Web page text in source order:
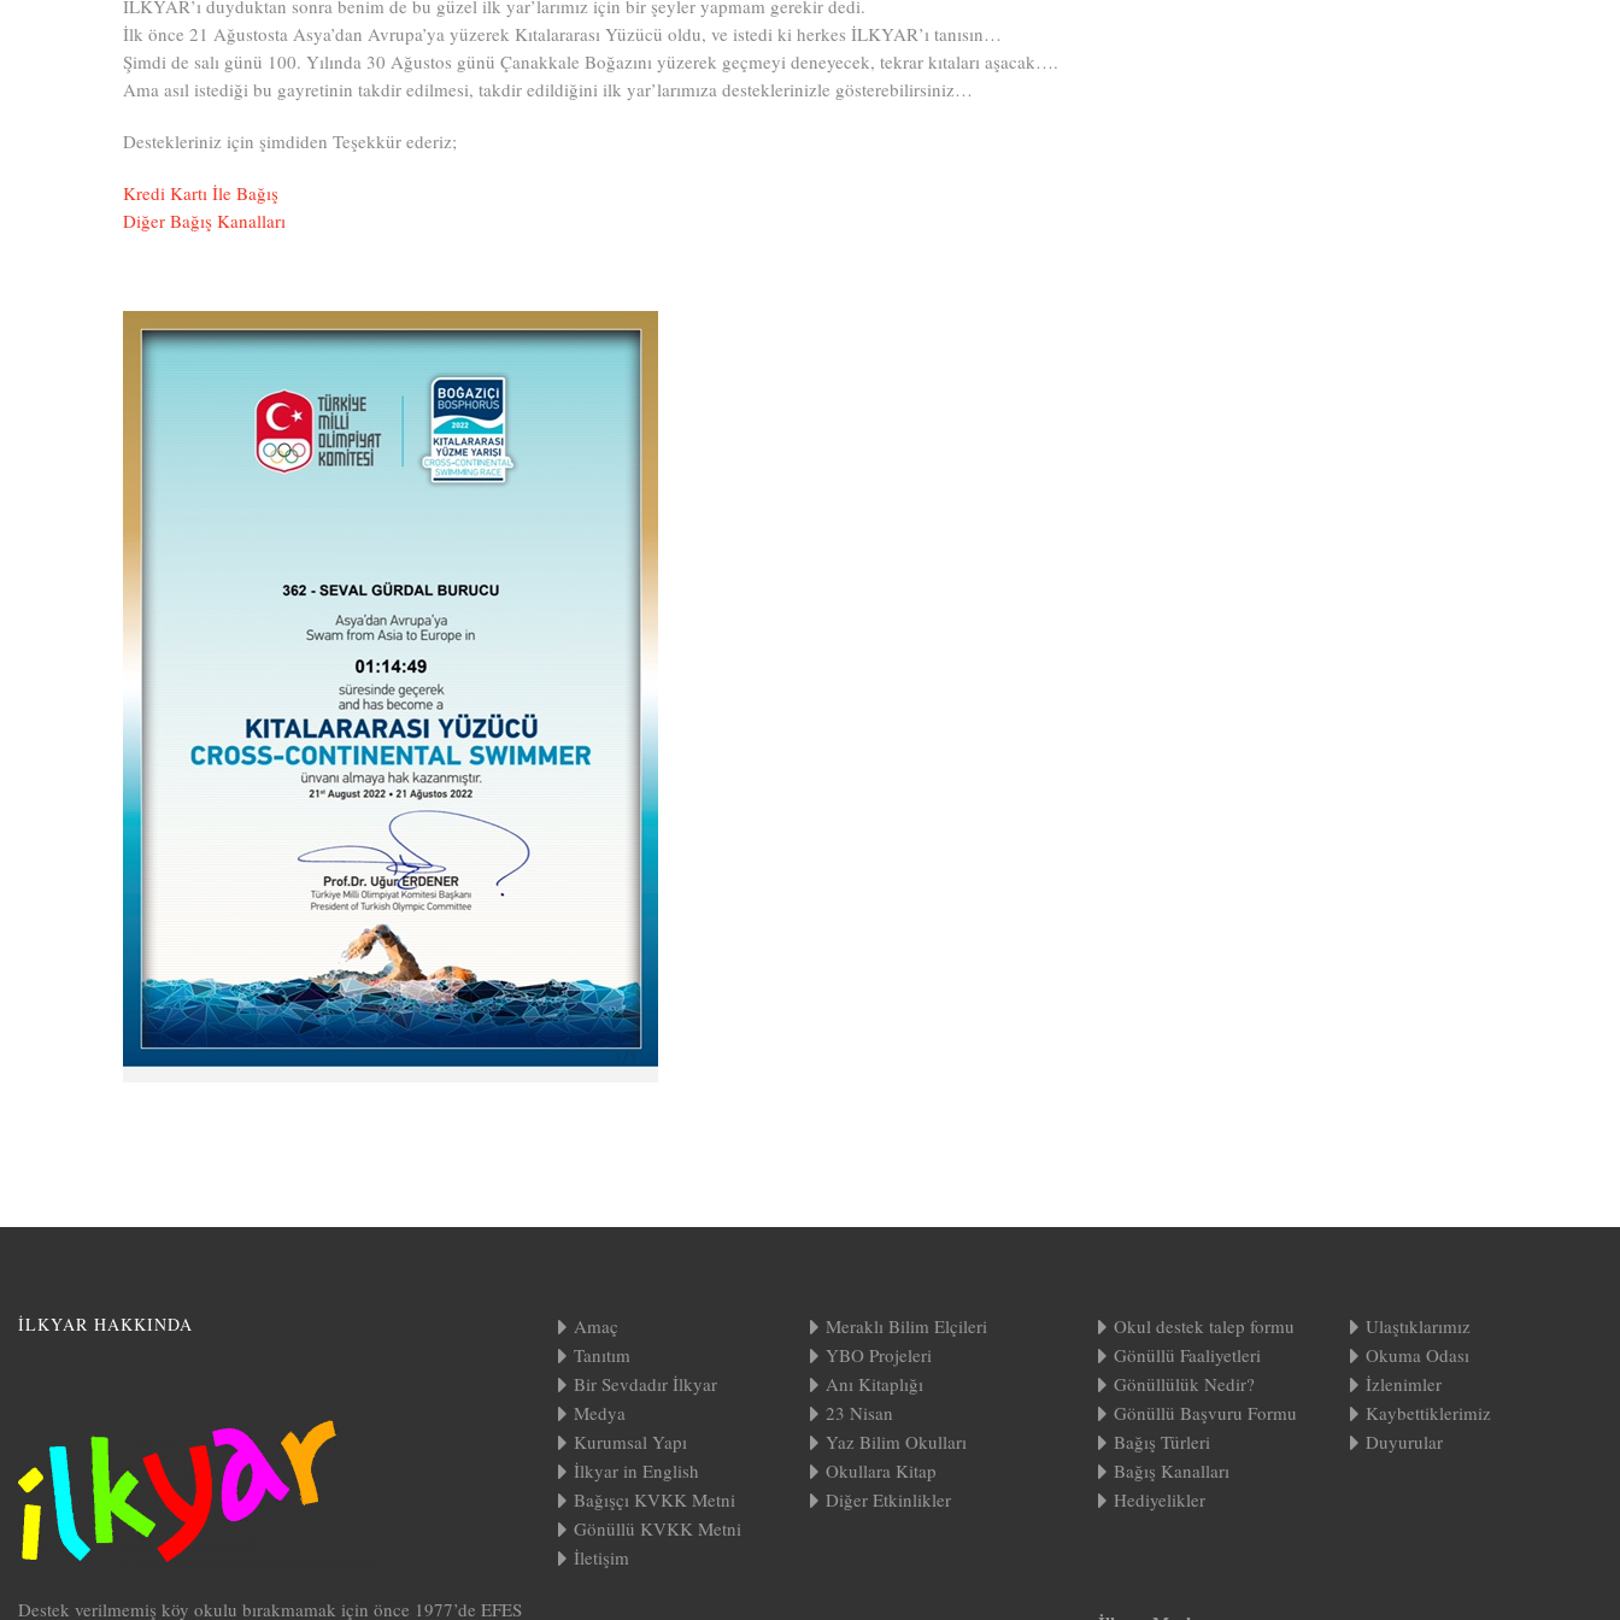
İLKYAR’ı duyduktan sonra benim de bu güzel ilk yar’larımız için bir şeyler yapmam gerekir dedi.
İlk önce 21 Ağustosta Asya’dan Avrupa’ya yüzerek Kıtalararası Yüzücü oldu, ve istedi ki herkes İLKYAR’ı tanısın…
Şimdi de salı günü 100. Yılında 30 Ağustos günü Çanakkale Boğazını yüzerek geçmeyi deneyecek, tekrar kıtaları aşacak….
Ama asıl istediği bu gayretinin takdir edilmesi, takdir edildiğini ilk yar’larımıza desteklerinizle gösterebilirsiniz…
Destekleriniz için şimdiden Teşekkür ederiz;
Kredi Kartı İle Bağış
Diğer Bağış Kanalları
İLKYAR HAKKINDA
Destek verilmemiş köy okulu bırakmamak için önce 1977’de EFES
Amaç
Tanıtım
Bir Sevdadır İlkyar
Medya
Kurumsal Yapı
İlkyar in English
Bağışçı KVKK Metni
Gönüllü KVKK Metni
İletişim
Meraklı Bilim Elçileri
YBO Projeleri
Anı Kitaplığı
23 Nisan
Yaz Bilim Okulları
Okullara Kitap
Diğer Etkinlikler
Okul destek talep formu
Gönüllü Faaliyetleri
Gönüllülük Nedir?
Gönüllü Başvuru Formu
Bağış Türleri
Bağış Kanalları
Hediyelikler
Ulaştıklarımız
Okuma Odası
İzlenimler
Kaybettiklerimiz
Duyurular